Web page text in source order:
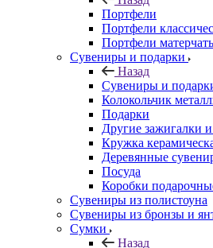
Портфели
Портфели
Портфели
Сувениры и подарки
Назад
Сувениры и
Колокольчик
Подарки
Другие зажигалки
Кружка
Деревянные
Посуда
Коробки
Сувениры из полистоуна
Сувениры из бронзы и
Сумки
Назад